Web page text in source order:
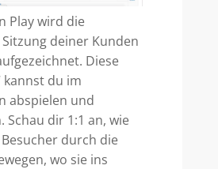
Play wird die
deiner Kunden
Diese
kannst du im
abspielen und
Schau dir 1:1 an, wie
durch die
wo sie ins